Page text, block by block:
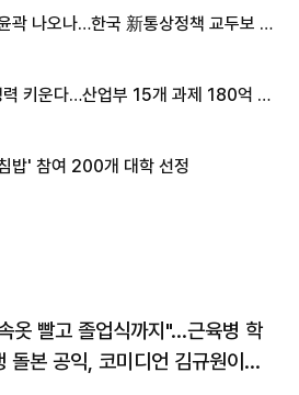
곽 나오나…한국 新통상정책 교두보 활
력 키운다…산업부 15개 과제 180억 지
밥' 참여 200개 대학 선정
옷 빨고 졸업식까지"…근육병 학
돌본 공익, 코미디언 김규원이었